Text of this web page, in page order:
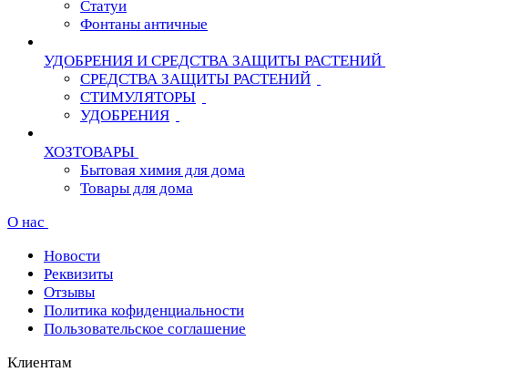
Статуи
Фонтаны античные
УДОБРЕНИЯ И СРЕДСТВА ЗАЩИТЫ РАСТЕНИЙ
СРЕДСТВА ЗАЩИТЫ РАСТЕНИЙ
СТИМУЛЯТОРЫ
УДОБРЕНИЯ
ХОЗТОВАРЫ
Бытовая химия для дома
Товары для дома
О нас
Новости
Реквизиты
Отзывы
Политика кофиденциальности
Пользовательское соглашение
Клиентам